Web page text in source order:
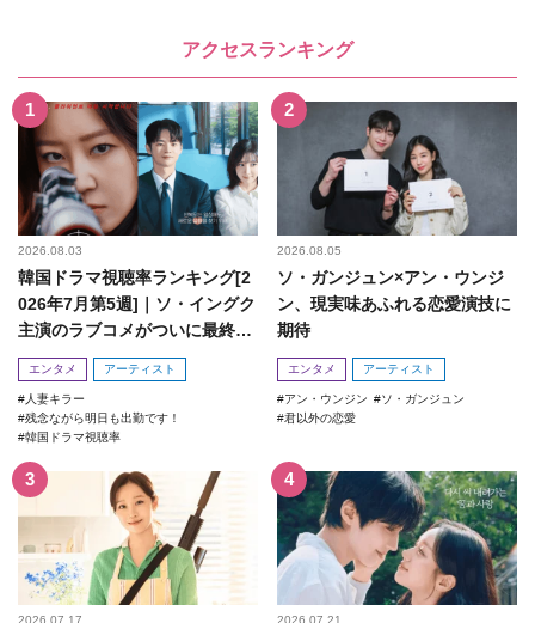
アクセスランキング
2026.08.03
韓国ドラマ視聴率ランキング[2
026年7月第5週]｜ソ・イングク
主演のラブコメがついに最終
回！
エンタメ アーティスト
人妻キラー
残念ながら明日も出勤です！
韓国ドラマ視聴率
2026.08.05
ソ・ガンジュン×アン・ウンジ
ン、現実味あふれる恋愛演技に
期待
エンタメ アーティスト
アン・ウンジン
ソ・ガンジュン
君以外の恋愛
2026.07.17 2026.07.21